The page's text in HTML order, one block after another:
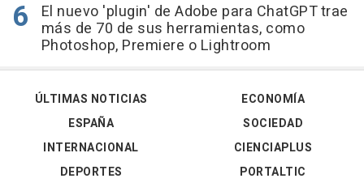
El nuevo 'plugin' de Adobe para ChatGPT trae
más de 70 de sus herramientas, como
Photoshop, Premiere o Lightroom
ÚLTIMAS NOTICIAS
ESPAÑA
INTERNACIONAL
DEPORTES
ECONOMÍA
SOCIEDAD
CIENCIAPLUS
PORTALTIC